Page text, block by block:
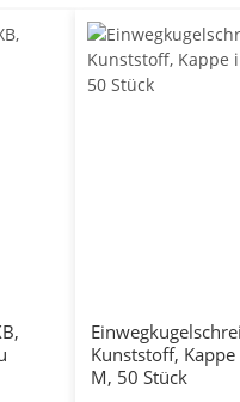
Kunststoff,
M, 50 Stück